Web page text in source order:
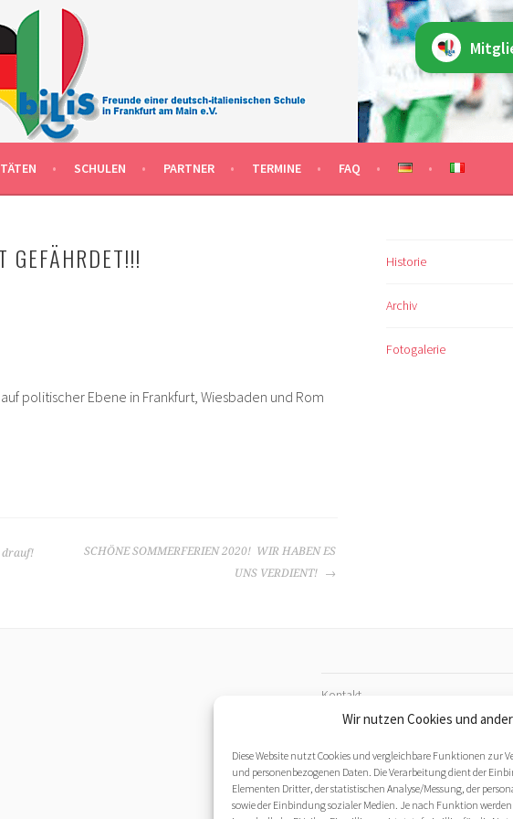
Wir nutzen Cookies und
Diese Website nutzt Cookies und vergleichbare Funktionen
und personenbezogenen Daten. Die Verarbeitung dient der
Elementen Dritter, der statistischen Analyse/Messung, der
sowie der Einbindung sozialer Medien. Je nach Funktion
ITALIENISCHE KLASSEN
IN FRANKFURT AM MAIN DEUTSCHLAND
SCHULEN PARTNER TERMINE FAQ
GEFÄHRDET!!!
politischer Ebene in Frankfurt, Wiesbaden und Rom
drauf!
SCHÖNE SOMMERFERIEN 2020! WIR HABEN ES
UNS VERDIENT!
Historie
Archiv
Fotogalerie
Kontakt
Datenschutz­erklärung